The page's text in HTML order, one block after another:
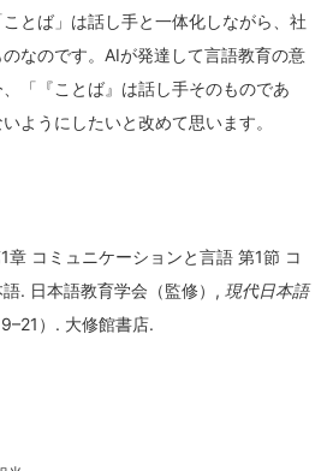
とば」は話し手と一体化しながら、社
なのです。AIが発達して言語教育の意
「『ことば』は話し手そのものであ
ようにしたいと改めて思います。
コミュニケーションと言語 第1節 コ
. 日本語教育学会（監修）, 現代日本語
9–21）. 大修館書店.